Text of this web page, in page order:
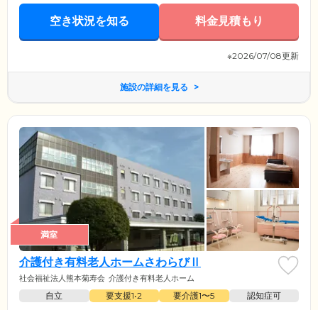
空き状況を知る 料金見積もり
※2026/07/08更新
施設の詳細を見る
満室
介護付き有料老人ホームさわらびⅡ
社会福祉法人熊本菊寿会 介護付き有料老人ホーム
自立 要支援1•2 要介護1〜5
認知症可